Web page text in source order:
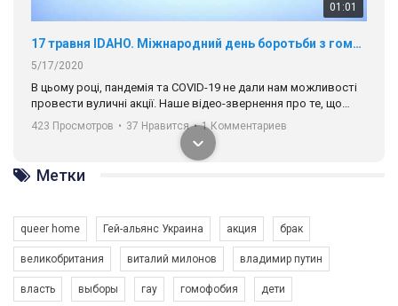
01:01
17 травня IDAHO. Міжнародний день боротьби з гомофобією трансфобією і біфобія.
5/17/2020
В цьому році, пандемія та COVІD-19 не дали нам можливості
провести вуличні акції. Наше відео-звернення про те, що
навіть коли ми у різних містах та не можемо зустрінеться, ми
разом. Ми закликаємо всіх хто поділяє цінності рівності та
солідарності, приєднатися до нас. Регіональні підрозділи
ГАУ є в 16 областях України.
Разом наш голос лунає гучніше!
423 Просмотров • 37 Нравится • 1 Комментариев
Метки
queer home Гей-альянс Украина акция брак
великобритания виталий милонов владимир путин
власть выборы гау гомофобия дети